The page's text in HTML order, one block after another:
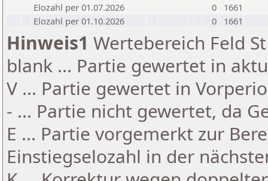
Elozahl per 01.07.2026
0
1661
Elozahl per 01.10.2026
0 1661
Hinweis1 Wertebereich Feld
blank ... Partie gewertet in
V ... Partie gewertet in
- ... Partie nicht gewertet, da
E ... Partie vorgemerkt zur
Einstiegselozahl in der